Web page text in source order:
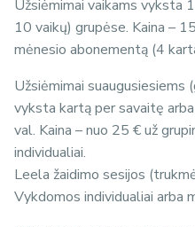
Užsiėmimai vaikams vyksta
10 vaikų) grupėse. Kaina –
mėnesio abonementą (4
Užsiėmimai suaugusiesiems
vyksta kartą per savaitę
val. Kaina – nuo 25 € už
individualiai.
Leela žaidimo sesijos
Vykdomos individualiai arba